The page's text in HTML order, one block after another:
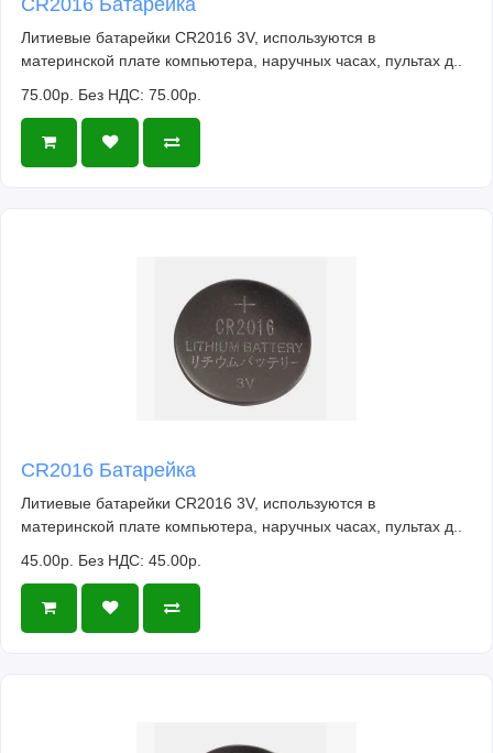
Литиевые батарейки CR2016 3V, используются в
материнской плате компьютера, наручных часах, пультах д..
75.00р. Без НДС: 75.00р.
CR2016 Батарейка
Литиевые батарейки CR2016 3V, используются в
материнской плате компьютера, наручных часах, пультах д..
45.00р. Без НДС: 45.00р.